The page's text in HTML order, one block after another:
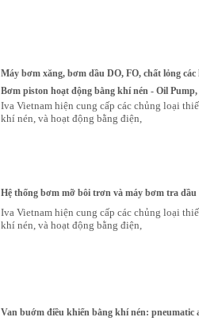
Máy bơm xăng, bơm dầu DO, FO, chất lỏng
Bơm piston hoạt động bằng khí nén - Oil Pump,
Iva Vietnam hiện cung cấp các chủng loại
khí nén, và hoạt động bằng điện,
Hệ thống bơm mỡ bôi trơn và máy bơm tra
Iva Vietnam hiện cung cấp các chủng loại
khí nén, và hoạt động bằng điện,
Van buớm điều khiển bằng khí nén: pneumatic